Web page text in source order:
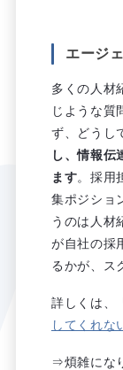
エージ
多くの人材
じような質
ず、どうし
し、情報伝
ます。採用
集ポジショ
うのは人材
が自社の採
るかが、ス
詳しくは、
してくれな
⇒煩雑にな